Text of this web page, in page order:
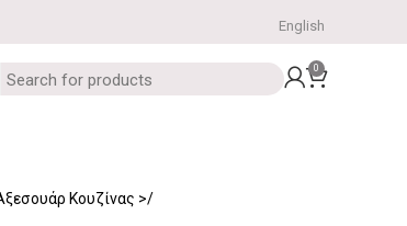
English
0
Κουζίνας